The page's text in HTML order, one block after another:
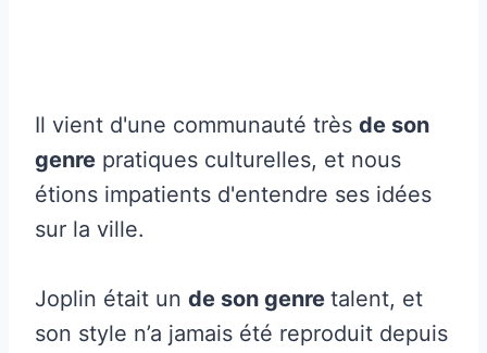
Il vient d'une communauté très de son
genre pratiques culturelles, et nous
étions impatients d'entendre ses idées
sur la ville.
Joplin était un de son genre talent, et
son style n’a jamais été reproduit depuis